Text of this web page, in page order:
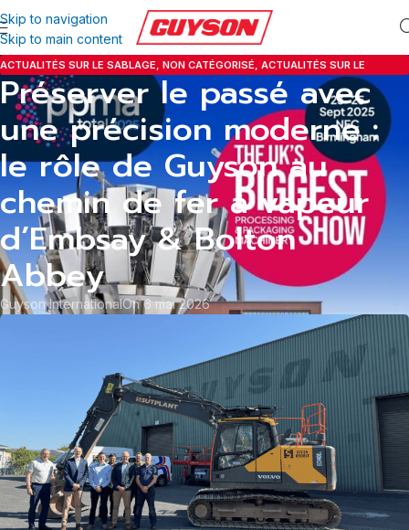
Skip to navigation
Skip to main content
ACTUALITÉS SUR LE SABLAGE, NON CATÉGORISÉ, ACTUALITÉS SUR LE
SABLAGE,ACTUALITÉS TUYAUX ET RACCORDS
Préserver le passé avec
une précision moderne :
le rôle de Guyson au
chemin de fer à vapeur
d’Embsay & Bolton
Abbey
Guyson InternationalOn 6 mai 2026